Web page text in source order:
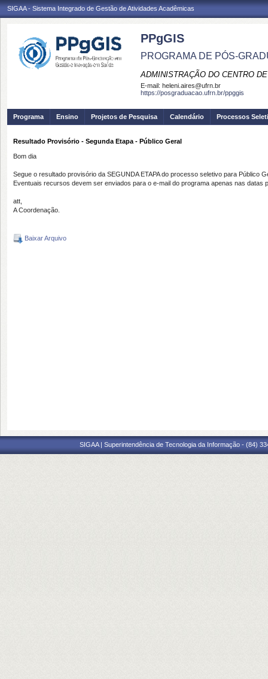
SIGAA - Sistema Integrado de Gestão de Atividades Acadêmicas
PPgGIS
PROGRAMA DE PÓS-
ADMINISTRAÇÃO DO CENTRO
E-mail: heleni.aires@ufrn.br
https://posgraduacao.ufrn.br/ppggis
Programa Ensino Projetos de Pesquisa Calendário Processos
Resultado Provisório - Segunda Etapa - Público Geral
Bom dia
Segue o resultado provisório da SEGUNDA ETAPA do processo seletivo para Público
Eventuais recursos devem ser enviados para o e-mail do programa apenas nas datas
att,
A Coordenação.
Baixar Arquivo
SIGAA | Superintendência de Tecnologia da Informação - (84)